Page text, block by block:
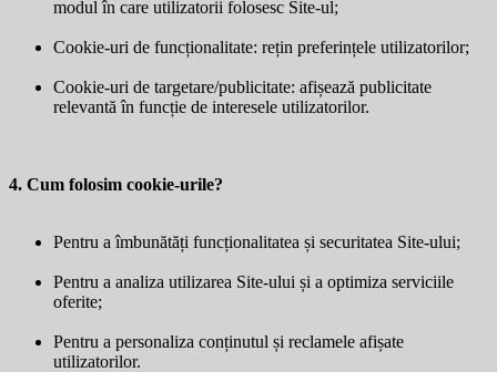
modul în care utilizatorii folosesc Site-ul;
Cookie-uri de funcționalitate: rețin preferințele utilizatorilor;
Cookie-uri de targetare/publicitate: afișează publicitate
relevantă în funcție de interesele utilizatorilor.
4. Cum folosim cookie-urile?
Pentru a îmbunătăți funcționalitatea și securitatea Site-ului;
Pentru a analiza utilizarea Site-ului și a optimiza serviciile
oferite;
Pentru a personaliza conținutul și reclamele afișate
utilizatorilor.